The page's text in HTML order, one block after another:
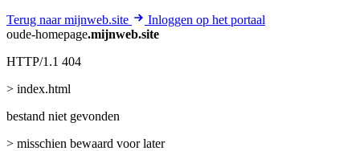
Terug naar mijnweb.site
Inloggen op het portaal
oude-homepage.mijnweb.site
HTTP/1.1 404
> index.html
bestand niet gevonden
> misschien bewaard voor later